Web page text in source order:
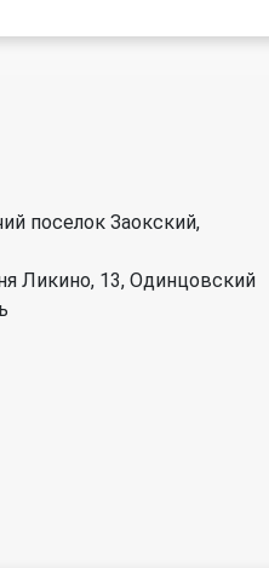
поселок Заокский,
Ликино, 13, Одинцовский